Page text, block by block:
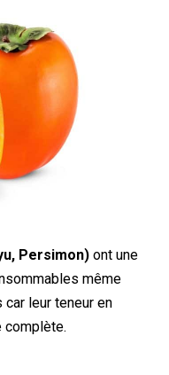
Persimon) ont une
même
leur teneur en
complète.